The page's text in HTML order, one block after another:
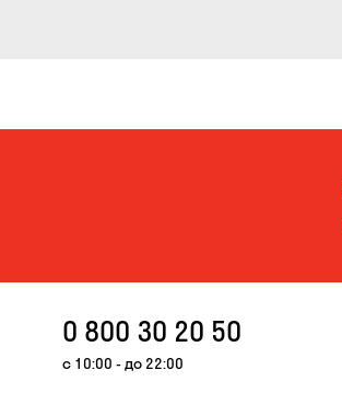
0 800 30 20 50
с 10:00 - до 22:00